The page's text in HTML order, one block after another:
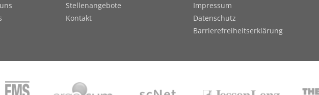
Stellenangebote
Kontakt
Impressum
Datenschutz
Barrierefreiheitserklärung